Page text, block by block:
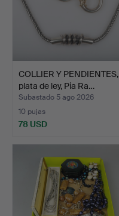
COLLIER Y PENDIENTES,
plata de ley, Pia Ra…
Subastado 5 ago 2026
10 pujas
78 USD